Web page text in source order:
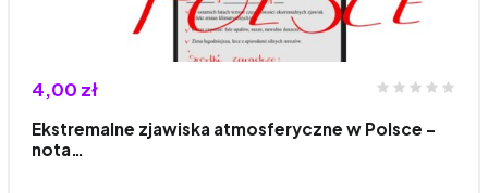
4,00 zł
Ekstremalne zjawiska atmosferyczne w Polsce -
nota…